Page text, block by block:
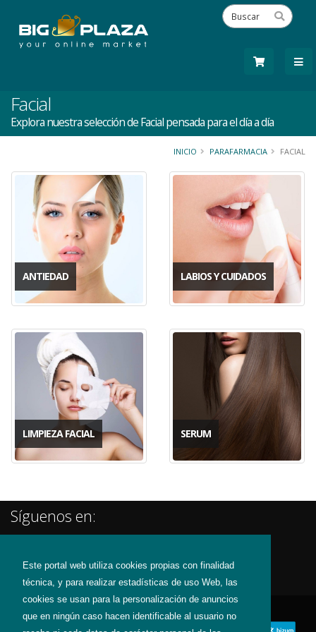
Este portal web utiliza cookies propias con finalidad
técnica, y para realizar estadísticas de uso Web, las
cookies se usan para la personalización de anuncios
que en ningún caso hacen identificable al usuario no
Facial
Explora nuestra selección de Facial pensada para el día a día
INICIO PARAFARMACIA FACIAL
ANTIEDAD LABIOS Y CUIDADOS
LIMPIEZA FACIAL SERUM
Síguenos en: